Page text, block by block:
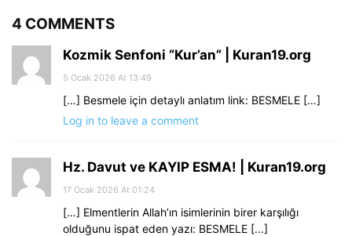
4 COMMENTS
Kozmik Senfoni “Kur’an” | Kuran19.org
5 Ocak 2026 At 13:49
[…] Besmele için detaylı anlatım link: BESMELE […]
Log in to leave a comment
Hz. Davut ve KAYIP ESMA! | Kuran19.org
17 Ocak 2026 At 01:24
[…] Elmentlerin Allah’ın isimlerinin birer karşılığı
olduğunu ispat eden yazı: BESMELE […]